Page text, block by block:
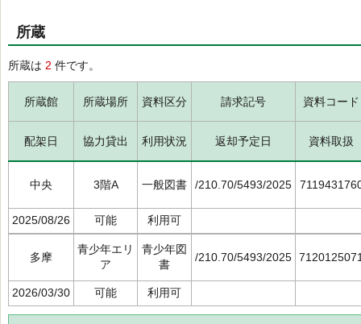
所蔵
所蔵は 2 件です。
所蔵館 所蔵場所 資料区分 請求記号 資料コード
配架日 協力貸出 利用状況 返却予定日 資料取扱
中央 3階A 一般図書 /210.70/5493/2025
2025/08/26 可能 利用可
多摩
青少年エリ
ア
青少年図
書
/210.70/5493/2025
2026/03/30 可能 利用可